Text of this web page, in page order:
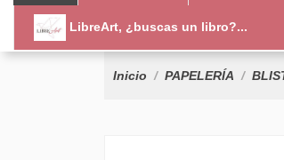
LibreArt, ¿buscas un libro?...
Inicio PAPELERÍA